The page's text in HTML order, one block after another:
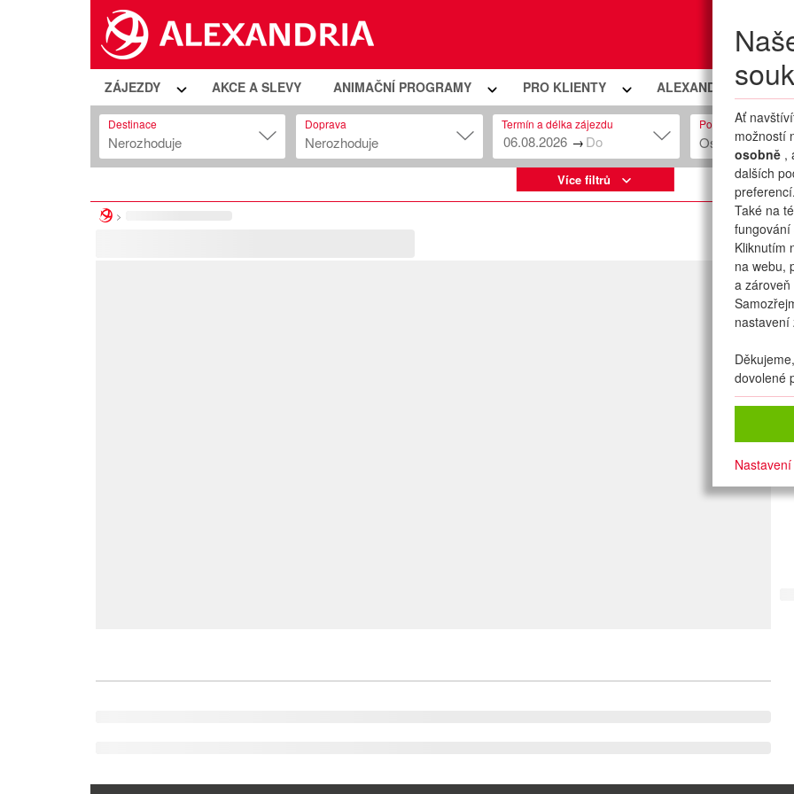
Moje
Ať
možností
osobně ,
dalších
preferencí.
Také na
fungování
Kliknutím
na webu,
a
nastavení
dovolené
Nastavení
ZÁJEZDY AKCE A SLEVY ANIMAČNÍ PROGRAMY PRO KLIENTY ALEXANDRIA
Destinace
Nerozhoduje
Doprava
Nerozhoduje
Termín a délka zájezdu
→
Počet osob
Osob: 2 + 0
Více filtrů